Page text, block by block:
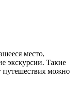
место,
экскурсии. Такие
путешествия можно